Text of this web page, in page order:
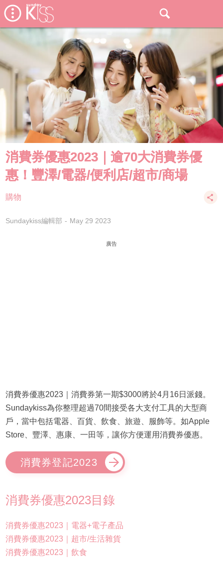
消費券優惠2023｜逾70大消費券優
惠！豐澤/電器/便利店/超市/商場
購物
Sundaykiss編輯部 May 29 2023
廣告
消費券優惠2023｜消費券第一期$3000將於4月16日派錢。
Sundaykiss為你整理超過70間接受各大支付工具的大型商
戶，當中包括電器、百貨、飲食、旅遊、服飾等。如Apple
Store、豐澤、惠康、一田等，讓你方便運用消費券優惠。
消費券登記2023
消費券優惠2023目錄
消費券優惠2023｜電器+電子產品
消費券優惠2023｜超市/生活雜貨
消費券優惠2023｜飲食